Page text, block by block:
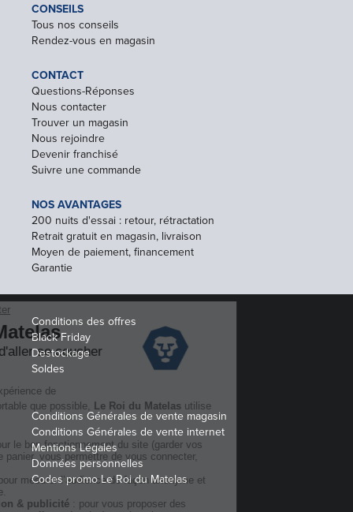
CONSEILS
Tous nos conseils
Rendez-vous en magasin
CONTACT
Questions-Réponses
Nous contacter
Trouver un magasin
Nous rejoindre
Devenir franchisé
Suivre une commande
NOS AVANTAGES
200 nuits d'essai : retour, rétractation
Retrait gratuit en magasin, livraison
Moyen de paiement, financement
Garantie
Conditions des offres
Black Friday
Destockage
Soldes
Conditions Générales de vente magasin
Conditions Générales de vente internet
Mentions Légales
Données personnelles
Codes promo Le Roi du Matelas